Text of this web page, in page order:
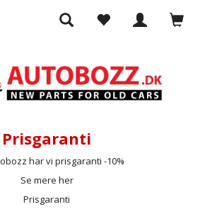
Prisgaranti
har vi prisgaranti -10%
Se mere her
Prisgaranti